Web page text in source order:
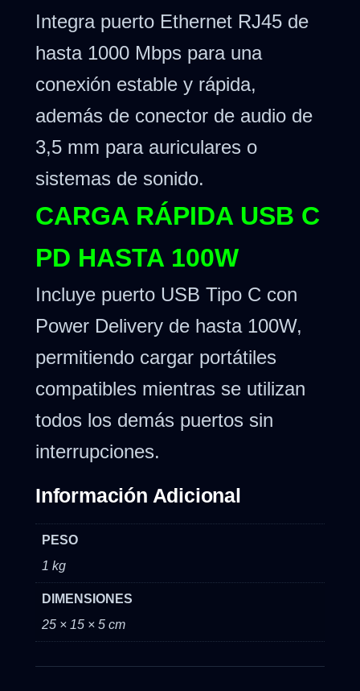
Integra puerto Ethernet RJ45 de
hasta 1000 Mbps para una
conexión estable y rápida,
además de conector de audio de
3,5 mm para auriculares o
sistemas de sonido.
CARGA RÁPIDA USB C
PD HASTA 100W
Incluye puerto USB Tipo C con
Power Delivery de hasta 100W,
permitiendo cargar portátiles
compatibles mientras se utilizan
todos los demás puertos sin
interrupciones.
Información Adicional
PESO
1 kg
DIMENSIONES
25 × 15 × 5 cm